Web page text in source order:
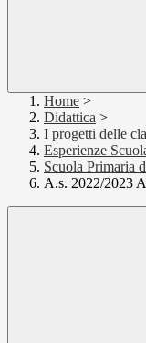
Home >
Didattica >
I progetti delle
Esperienze
Scuola Primaria
A.s. 2022/2023